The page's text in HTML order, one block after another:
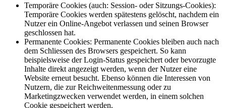
Temporäre Cookies (auch: Session- oder Sitzungs-Cookies):
Temporäre Cookies werden spätestens gelöscht, nachdem ein
Nutzer ein Online-Angebot verlassen und seinen Browser
geschlossen hat.
Permanente Cookies: Permanente Cookies bleiben auch nach
dem Schliessen des Browsers gespeichert. So kann
beispielsweise der Login-Status gespeichert oder bevorzugte
Inhalte direkt angezeigt werden, wenn der Nutzer eine
Website erneut besucht. Ebenso können die Interessen von
Nutzern, die zur Reichweitenmessung oder zu
Marketingzwecken verwendet werden, in einem solchen
Cookie gespeichert werden.